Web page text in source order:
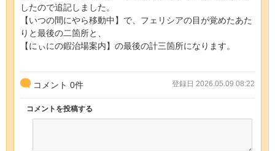
したので追記しました。
【いつの間にやら移動中】で、フェリシアの目が覚めたあた
りと最後の二箇所と、
【にぃにの鍜治場案内】の最後の計三箇所になります。
コメント 0件 登録日 2026.05.09 08:22
コメントを投稿する